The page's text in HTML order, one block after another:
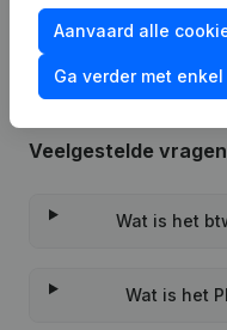
Veelgestelde vragen
Wat is het
Wat is het
Aanvaard alle
Ga verder met